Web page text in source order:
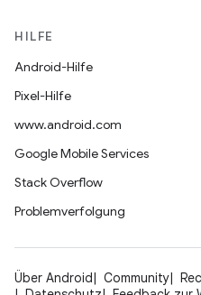
HILFE
Android-Hilfe
Pixel-Hilfe
www.android.com
Google Mobile Services
Stack Overflow
Problemverfolgung
Über Android Community